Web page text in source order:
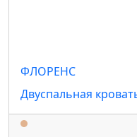
ФЛОРЕНС
Двуспальная